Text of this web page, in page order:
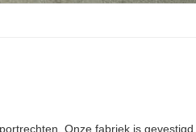
Onze fabriek is gevestigd